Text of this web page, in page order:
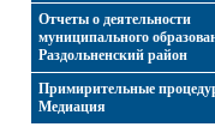
Отчеты о деятельности
муниципального
Раздольненский район
Примирительные
Медиация